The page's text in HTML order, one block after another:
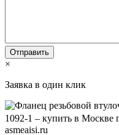
×
Заявка в один клик